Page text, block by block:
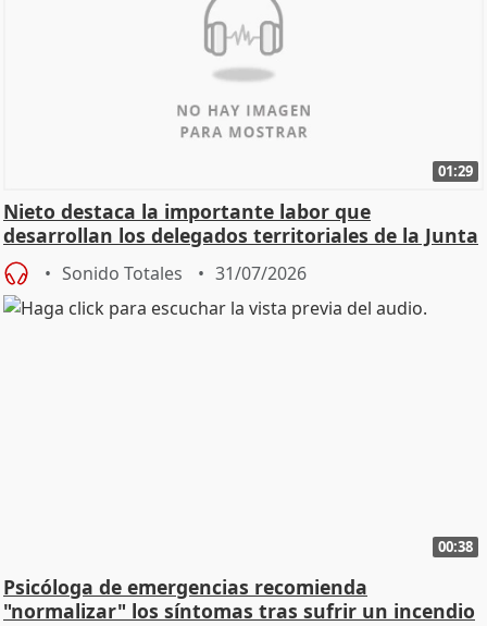
01:29
Nieto destaca la importante labor que
desarrollan los delegados territoriales de la Junta
Sonido Totales 31/07/2026
00:38
Psicóloga de emergencias recomienda
"normalizar" los síntomas tras sufrir un incendio